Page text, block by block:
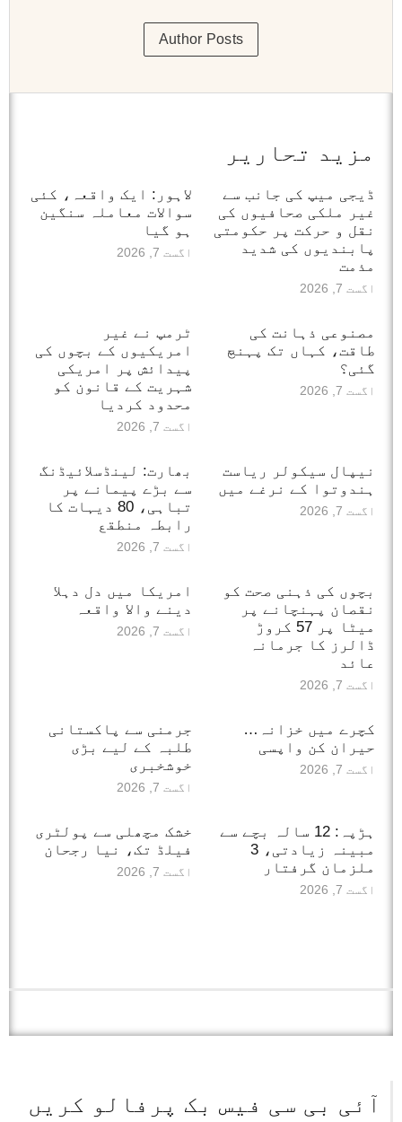
Author Posts
مزید تحاریر
ڈیجی میپ کی جانب سے
غیر ملکی صحافیوں کی
نقل و حرکت پر حکومتی
پابندیوں کی شدید
مذمت
اگست 7, 2026
لاہور: ایک واقعہ، کئی
سوالات معاملہ سنگین
ہو گیا
اگست 7, 2026
مصنوعی ذہانت کی
طاقت، کہاں تک پہنچ
گئی؟
اگست 7, 2026
ٹرمپ نے غیر
امریکیوں کے بچوں کی
پیدائش پر امریکی
شہریت کے قانون کو
محدود کردیا
اگست 7, 2026
نیپال سیکولر ریاست
ہندوتوا کے نرغے میں
اگست 7, 2026
بھارت: لینڈسلائیڈنگ
سے بڑے پیمانے پر
تباہی، 80 دیہات کا
رابطہ منطقع
اگست 7, 2026
بچوں کی ذہنی صحت کو
نقصان پہنچانے پر
میٹا پر 57 کروڑ
ڈالرز کا جرمانہ
عائد
اگست 7, 2026
امریکا میں دل دہلا
دینے والا واقعہ
اگست 7, 2026
کچرے میں خزانہ…
حیران کن واپسی
اگست 7, 2026
جرمنی سے پاکستانی
طلبہ کے لیے بڑی
خوشخبری
اگست 7, 2026
ہڑپہ: 12 سالہ بچے سے
مبینہ زیادتی، 3
ملزمان گرفتار
اگست 7, 2026
خشک مچھلی سے پولٹری
فیلڈ تک، نیا رجحان
اگست 7, 2026
آئی بی سی فیس بک پرفالو کریں